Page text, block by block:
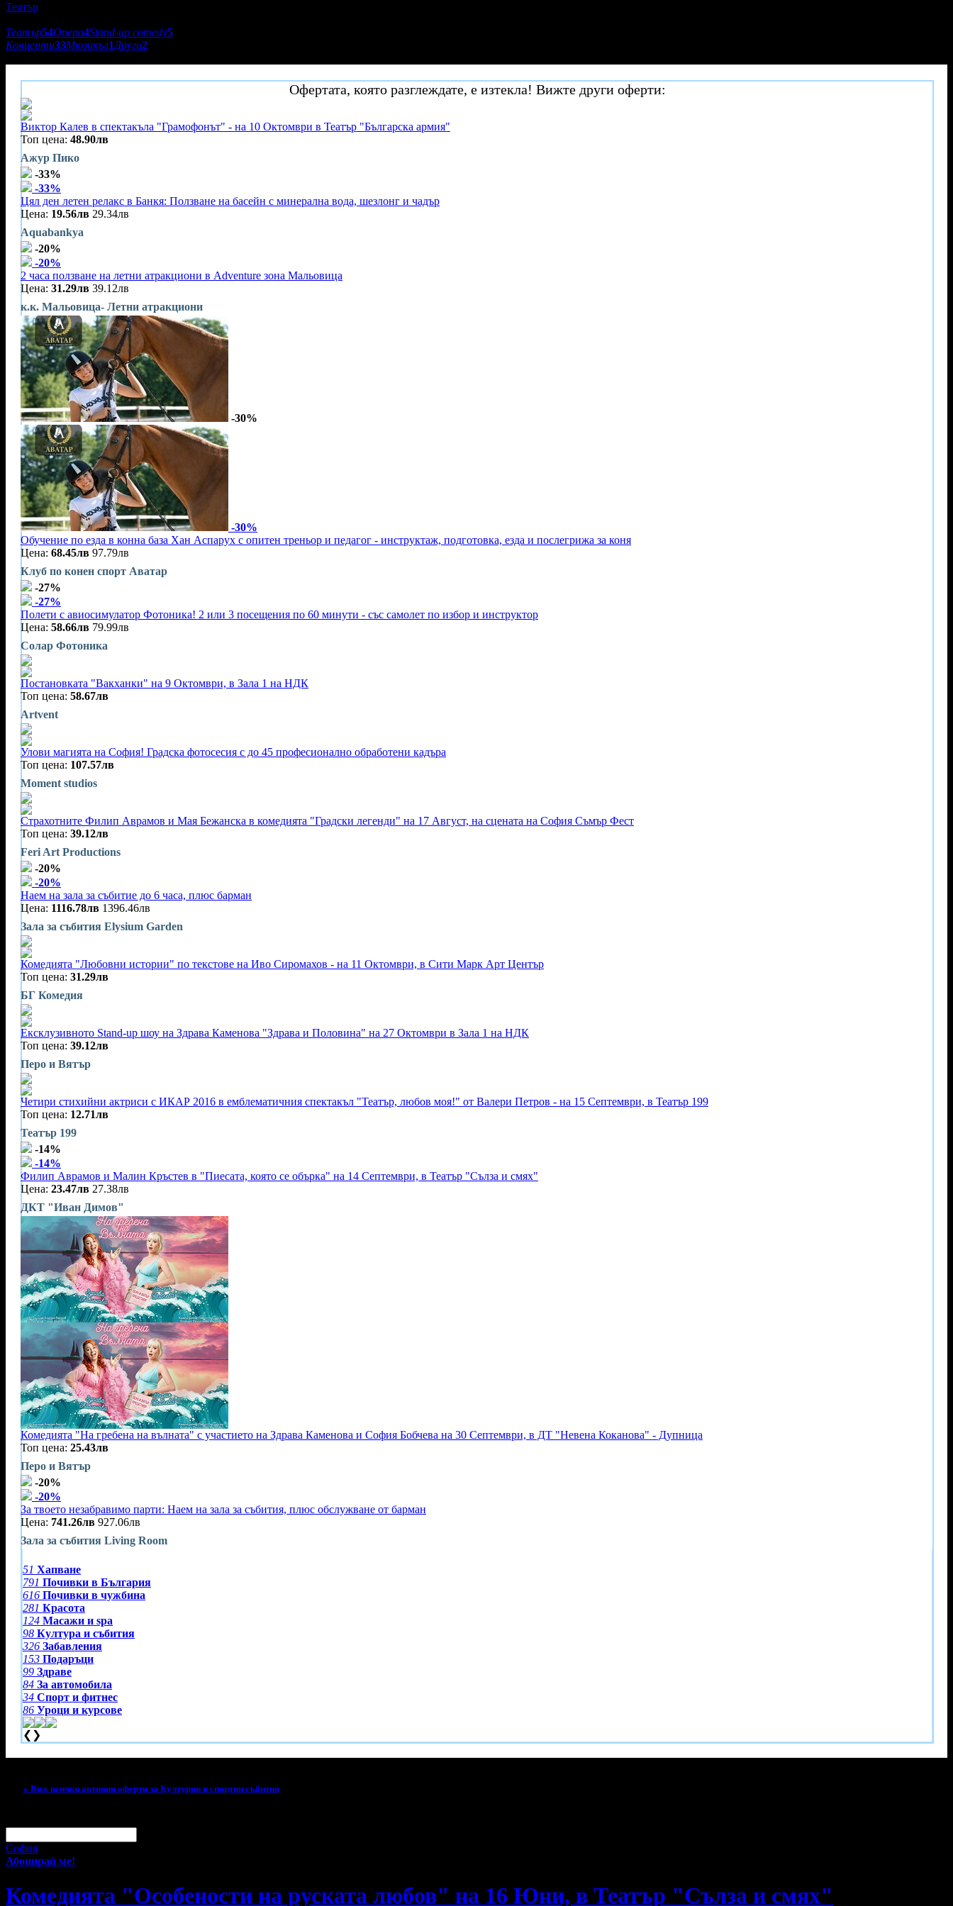
Театър
Театър54Опера4Stand-up comedy5
Концерти33Мюзикъл1Други2
Офертата, която разглеждате, е изтекла! Вижте други оферти:
Виктор Калев в спектакъла "Грамофонът" - на 10 Октомври в Театър "Българска армия"
Топ цена: 48.90лв
Ажур Пико
-33%
-33%
Цял ден летен релакс в Банкя: Ползване на басейн с минерална вода, шезлонг и чадър
Цена: 19.56лв 29.34лв
Aquabankya
-20%
-20%
2 часа ползване на летни атракциони в Adventure зона Мальовица
Цена: 31.29лв 39.12лв
к.к. Мальовица- Летни атракциони
-30%
-30%
Обучение по езда в конна база Хан Аспарух с опитен треньор и педагог - инструктаж, подготовка, езда и послегрижа за коня
Цена: 68.45лв 97.79лв
Клуб по конен спорт Аватар
-27%
-27%
Полети с авиосимулатор Фотоника! 2 или 3 посещения по 60 минути - със самолет по избор и инструктор
Цена: 58.66лв 79.99лв
Солар Фотоника
Постановката "Вакханки" на 9 Октомври, в Зала 1 на НДК
Топ цена: 58.67лв
Artvent
Улови магията на София! Градска фотосесия с до 45 професионално обработени кадъра
Топ цена: 107.57лв
Moment studios
Страхотните Филип Аврамов и Мая Бежанска в комедията "Градски легенди" на 17 Август, на сцената на София Съмър Фест
Топ цена: 39.12лв
Feri Art Productions
-20%
-20%
Наем на зала за събитие до 6 часа, плюс барман
Цена: 1116.78лв 1396.46лв
Зала за събития Elysium Garden
Комедията "Любовни истории" по текстове на Иво Сиромахов - на 11 Октомври, в Сити Марк Арт Център
Топ цена: 31.29лв
БГ Комедия
Ексклузивното Stand-up шоу на Здрава Каменова "Здрава и Половина" на 27 Октомври в Зала 1 на НДК
Топ цена: 39.12лв
Перо и Вятър
Четири стихийни актриси с ИКАР 2016 в емблематичния спектакъл "Театър, любов моя!" от Валери Петров - на 15 Септември, в Театър 199
Топ цена: 12.71лв
Театър 199
-14%
-14%
Филип Аврамов и Малин Кръстев в "Пиесата, която се обърка" на 14 Септември, в Театър "Сълза и смях"
Цена: 23.47лв 27.38лв
ДКТ "Иван Димов"
Комедията "На гребена на вълната" с участието на Здрава Каменова и София Бобчева на 30 Септември, в ДТ "Невена Коканова" - Дупница
Топ цена: 25.43лв
Перо и Вятър
-20%
-20%
За твоето незабравимо парти: Наем на зала за събития, плюс обслужване от барман
Цена: 741.26лв 927.06лв
Зала за събития Living Room
51 Хапване
791 Почивки в България
616 Почивки в чужбина
281 Красота
124 Масажи и spa
98 Култура и събития
326 Забавления
153 Подаръци
99 Здраве
84 За автомобила
34 Спорт и фитнес
86 Уроци и курсове
❮ ❯
» Виж всички активни оферти за Културни и спортни събития
София
Абонирай ме!
Комедията "Особености на руската любов" на 16 Юни, в Театър "Сълза и смях"